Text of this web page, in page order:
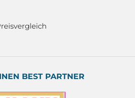
BEST PARTNER